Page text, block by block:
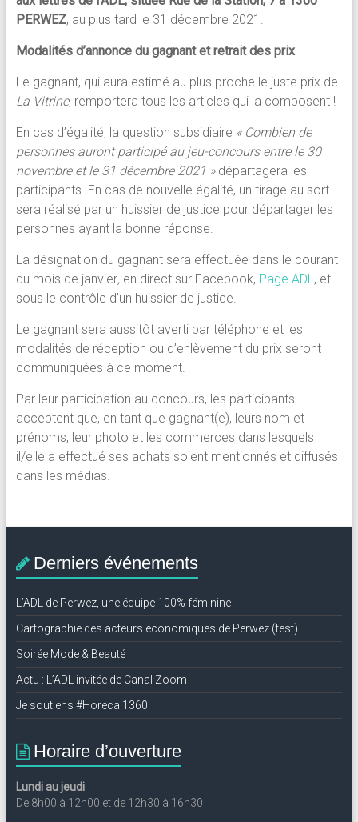
PERWEZ, au plus tard le 31 décembre 2021.
Modalités d’annonce du gagnant et retrait des prix
Le gagnant, qui aura estimé au plus proche le juste prix de
La Vitrine, remportera tous les articles qui la composent !
En cas d’égalité, la question subsidiaire « Combien de
personnes auront participé au jeu-concours entre le 30
novembre et le 31 décembre 2021 »départagera les
participants. En cas de nouvelle égalité, un tirage au sort
sera réalisé par un huissier de justice pour départager les
personnes ayant la bonne réponse.
La désignation du gagnant sera effectuée dans le courant
du mois de janvier, en direct sur Facebook, Page ADL, et
sous le contrôle d’un huissier de justice.
Le gagnant sera aussitôt averti par téléphone et les
modalités de réception ou d’enlèvement du prix seront
communiquées à ce moment.
Par leur participation au concours, les participants
acceptent que, en tant que gagnant(e), leurs nom et
prénoms, leur photo et les commerces dans lesquels
il/elle a effectué ses achats soient mentionnés et diffusés
dans les médias.
Derniers événements
L’ADL de Perwez, une équipe 100% féminine
Cartographie des acteurs économiques de Perwez (test)
Soirée Mode & Beauté
Actu : L’ADL invitée de Canal Zoom
Je soutiens #Horeca 1360
Horaire d’ouverture
Lundi au jeudi
De 8h00 à 12h00 et de 12h30 à 16h30